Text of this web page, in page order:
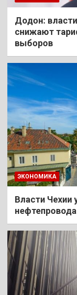
Додон:
снижают
выборов
ЭКОНОМИКА
Власти Чехии